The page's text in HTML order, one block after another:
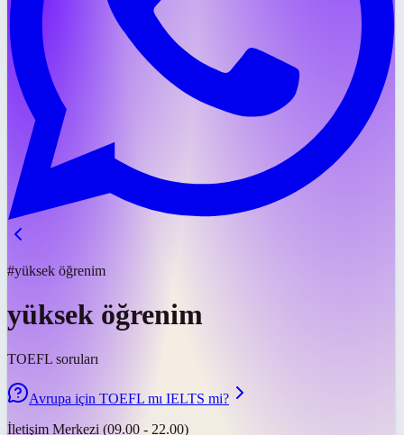
#yüksek öğrenim
yüksek öğrenim
TOEFL soruları
Avrupa için TOEFL mı IELTS mi?
İletişim Merkezi (09.00 - 22.00)